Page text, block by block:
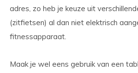
adres, zo heb je keuze uit
(zitfietsen) al dan niet elektrisch
fitnessapparaat.
Maak je wel eens gebruik van een